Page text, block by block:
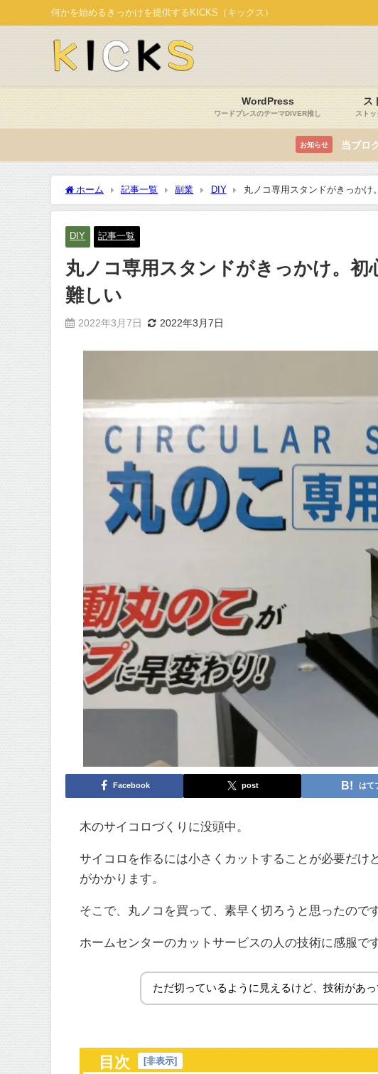
何かを始めるきっかけを提供するKICKS（キックス）
WordPress
ワードプレスのテーマDIVER推し
ス
スト
お知らせ 当ブロ
ホーム 記事一覧 副業 DIY 丸ノコ専用スタンドがきっかけ
DIY 記事一覧
丸ノコ専用スタンドがきっかけ。初
難しい
2022年3月7日 2022年3月7日
Facebook post はて
木のサイコロづくりに没頭中。
サイコロを作るには小さくカットすることが必要だけ
がかかります。
そこで、丸ノコを買って、素早く切ろうと思ったので
ホームセンターのカットサービスの人の技術に感服です
ただ切っているように見えるけど、技術があ
目次 [非表示]